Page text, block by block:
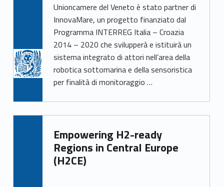
Unioncamere del Veneto è stato partner di
InnovaMare, un progetto finanziato dal
Programma INTERREG Italia – Croazia
2014 – 2020 che svilupperà e istituirà un
sistema integrato di attori nell’area della
robotica sottomarina e della sensoristica
per finalità di monitoraggio …
Empowering H2-ready
Regions in Central Europe
(H2CE)